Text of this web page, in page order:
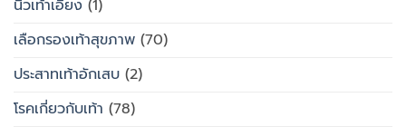
นิ้วเท้าเอียง (1)
เลือกรองเท้าสุขภาพ (70)
ประสาทเท้าอักเสบ (2)
โรคเกี่ยวกับเท้า (78)